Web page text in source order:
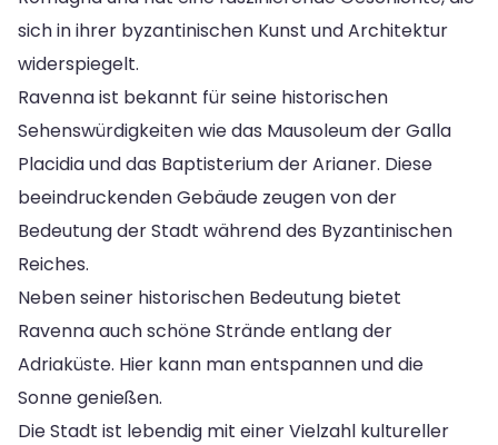
sich in ihrer byzantinischen Kunst und Architektur
widerspiegelt.
Ravenna ist bekannt für seine historischen
Sehenswürdigkeiten wie das Mausoleum der Galla
Placidia und das Baptisterium der Arianer. Diese
beeindruckenden Gebäude zeugen von der
Bedeutung der Stadt während des Byzantinischen
Reiches.
Neben seiner historischen Bedeutung bietet
Ravenna auch schöne Strände entlang der
Adriaküste. Hier kann man entspannen und die
Sonne genießen.
Die Stadt ist lebendig mit einer Vielzahl kultureller